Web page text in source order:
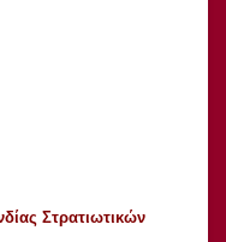
Στρατιωτικών